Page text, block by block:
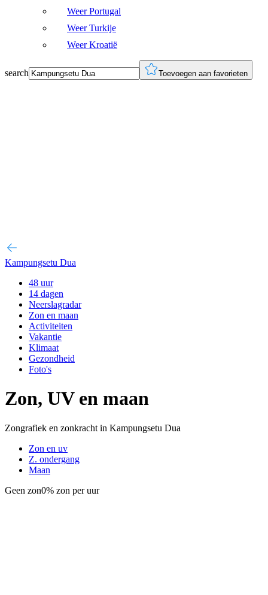
Weer Portugal
Weer Turkije
Weer Kroatië
search Toevoegen aan favorieten
Kampungsetu Dua
48 uur
14 dagen
Neerslagradar
Zon en maan
Activiteiten
Vakantie
Klimaat
Gezondheid
Foto's
Zon, UV en maan
Zongrafiek en zonkracht in Kampungsetu Dua
Zon en uv
Z. ondergang
Maan
Geen zon0% zon per uur